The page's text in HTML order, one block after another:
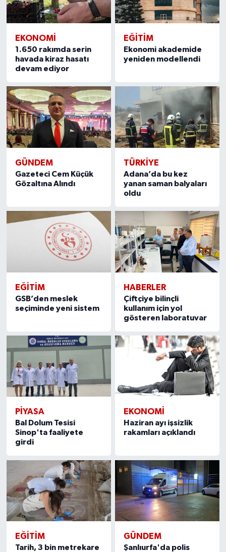
EKONOMI
1.650 rakımda serin
havada kiraz hasatı
devam ediyor
EĞITIM
Ekonomi akademide
yeniden modellendi
GÜNDEM
Gazeteci Cem Küçük
Gözaltına Alındı
TÜRKIYE
Adana’da bu kez
yanan saman balyaları
oldu
EĞITIM
GSB’den meslek
seçiminde yeni sistem
HABERLER
Çiftçiye bilinçli
kullanım için yol
gösteren laboratuvar
PIYASA
Bal Dolum Tesisi
Sinop'ta faaliyete
girdi
EKONOMI
Haziran ayı işsizlik
rakamları açıklandı
EĞITIM
Tarih, 3 bin metrekare
GÜNDEM
Şanlıurfa'da polis